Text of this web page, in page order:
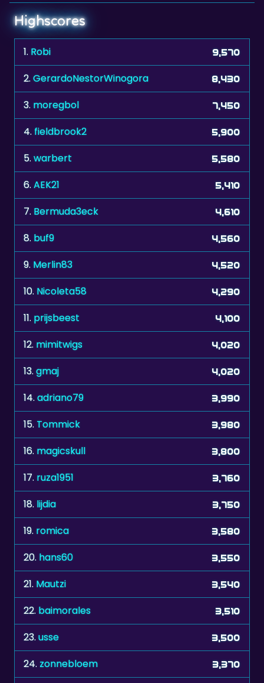
Highscores
1. Robi 9,570
2.GerardoNestorWinogora 8,430
3. moregbol 7,450
4.fieldbrook2 5,900
5.warbert 5,580
6.AEK21 5,410
7. Bermuda3eck 4,610
8. buf9 4,560
9. Merlin83 4,520
10. Nicoleta58 4,290
11. prijsbeest 4,100
12. mimitwigs 4,020
13.gmaj 4,020
14.adriano79 3,990
15. Tommick 3,980
16. magicskull 3,800
17. ruza1951 3,760
18. lijdia 3,750
19. romica 3,580
20. hans60 3,550
21. Mautzi 3,540
22. baimorales 3,510
23.usse 3,500
24.zonnebloem 3,370